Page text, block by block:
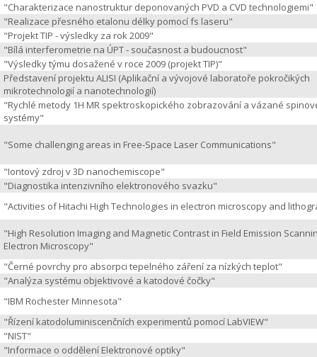
"Charakterizace nanostruktur deponovaných PVD a CVD technologiemi"
"Realizace přesného etalonu délky pomocí fs laseru"
"Projekt TIP - výsledky za rok 2009"
"Bílá interferometrie na ÚPT - současnost a budoucnost"
"Výsledky týmu dosažené v roce 2009 (projekt TIP)"
Představení projektu ALISI (Aplikační a vývojové laboratoře pokročikých
mikrotechnologií a nanotechnologií)
"Rychlé metody 1H MR spektroskopického zobrazování a vázané
systémy"
"Some challenging areas in Free-Space Laser Communications"
"Iontový zdroj v 3D nanochemiscope"
"Diagnostika intenzivního elektronového svazku"
"Activities of Hitachi High Technologies in electron microscopy and
"High Resolution Imaging and Magnetic Contrast in Field Emission
Electron Microscopy"
"Černé povrchy pro absorpci tepelného záření za nízkých teplot"
"Analýza systému objektivové a katodové čočky"
"IBM Rochester Minnesota"
"Řízení katodoluminiscenčních experimentů pomocí LabVIEW"
"NIST"
"Informace o oddělení Elektronové optiky"